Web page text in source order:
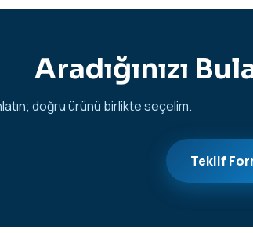
Aradığınızı
doğru ürünü birlikte seçelim.
Teklif